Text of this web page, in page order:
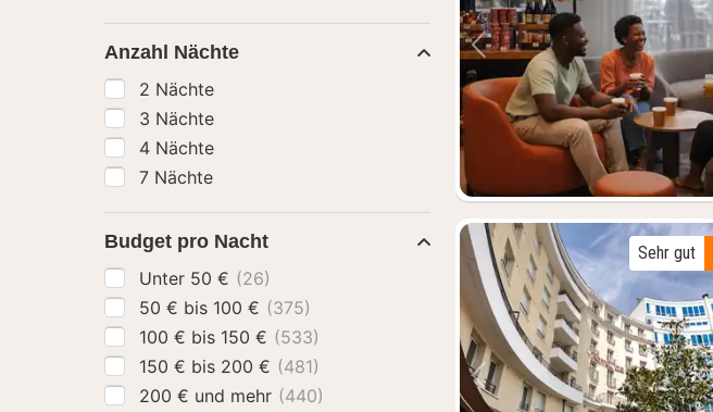
Vorheriges Bild
Vorheriges Bild
Sehr gut
Anzahl Nächte
2 Nächte
3 Nächte
4 Nächte
7 Nächte
Budget pro Nacht
Unter 50 € (26)
50 € bis 100 € (375)
100 € bis 150 € (533)
150 € bis 200 € (481)
200 € und mehr (440)